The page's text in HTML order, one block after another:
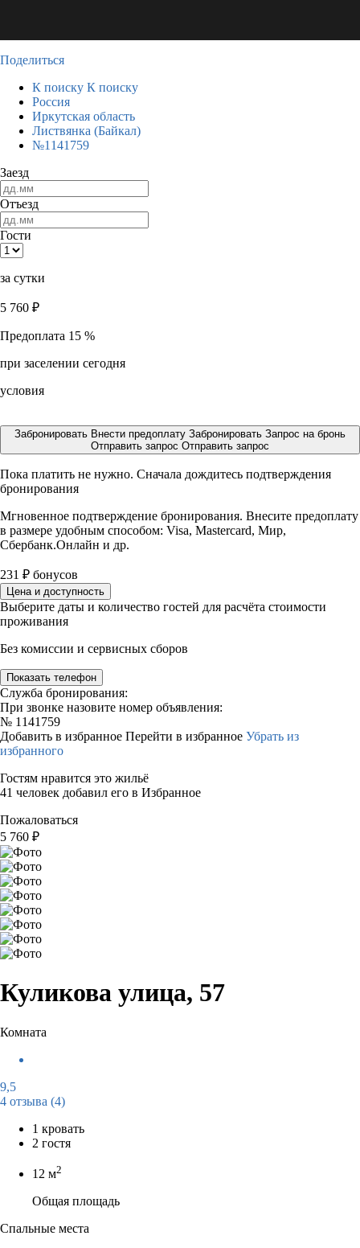
Поделиться
К поиску К поиску
Россия
Иркутская область
Листвянка (Байкал)
№1141759
Заезд
Отъезд
Гости
за сутки
5 760 ₽
Предоплата 15 %
при заселении сегодня
условия
Забронировать Внести предоплату Забронировать Запрос на бронь
Отправить запрос Отправить запрос
Пока платить не нужно. Сначала дождитесь подтверждения
бронирования
Мгновенное подтверждение бронирования. Внесите предоплату
в размере удобным способом: Visa, Mastercard, Мир,
Сбербанк.Онлайн и др.
231 ₽ бонусов
Цена и доступность
Выберите даты и количество гостей для расчёта стоимости
проживания
Без комиссии и сервисных сборов
Показать телефон
Служба бронирования:
При звонке назовите номер объявления:
№ 1141759
Добавить в избранное Перейти в избранное Убрать из
избранного
Гостям нравится это жильё
41 человек добавил его в Избранное
Пожаловаться
5 760 ₽
Куликова улица, 57
Комната
9,5
4 отзыва (4)
1 кровать
2 гостя
12 м2
Общая площадь
Спальные места